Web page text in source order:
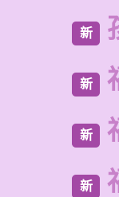
新
新
新
新